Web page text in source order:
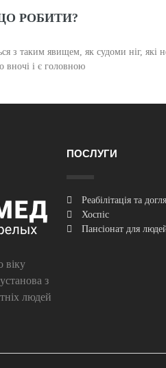
РОБИТИ?
з таким явищем, як судоми ніг,
вночі і є головною
віку
з
людей
ПОСЛУГИ
Реабілітація та
Хоспіс
Пансіонат для